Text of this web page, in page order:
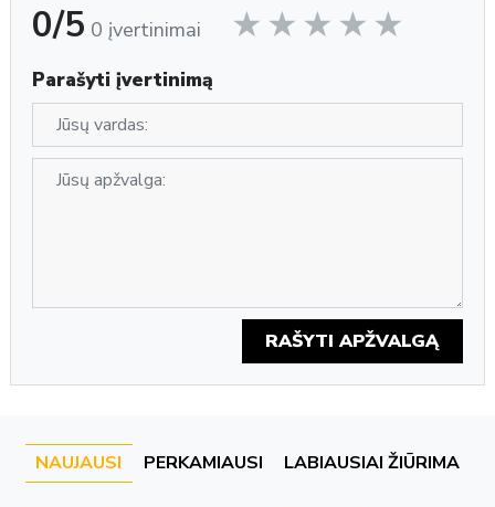
0/5 0 įvertinimai
Parašyti įvertinimą
RAŠYTI APŽVALGĄ
NAUJAUSI PERKAMIAUSI LABIAUSIAI ŽIŪRIMA